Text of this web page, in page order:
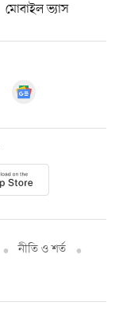
মোবাইল ভ্যাস
নীতি ও শর্ত